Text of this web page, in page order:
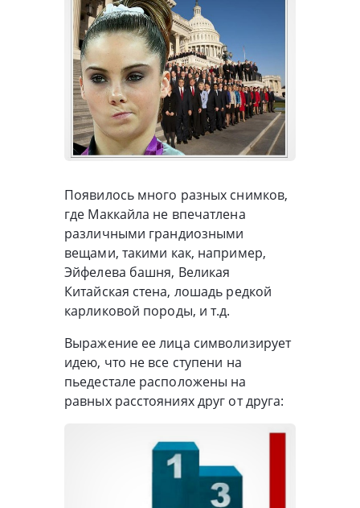
Появилось много разных снимков,
где Маккайла не впечатлена
различными грандиозными
вещами, такими как, например,
Эйфелева башня, Великая
Китайская стена, лошадь редкой
карликовой породы, и т.д.
Выражение ее лица символизирует
идею, что не все ступени на
пьедестале расположены на
равных расстояниях друг от друга: